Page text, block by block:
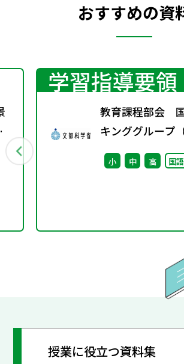
おすすめの資
学習指導要領
教育課程部会
キンググループ
回） 配付資料
小 中 高 国語
授業に役立つ資料集